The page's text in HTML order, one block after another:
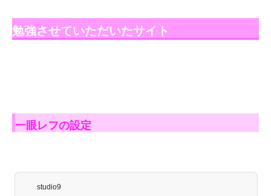
勉強させていただいたサイト
一眼レフの設定
studio9